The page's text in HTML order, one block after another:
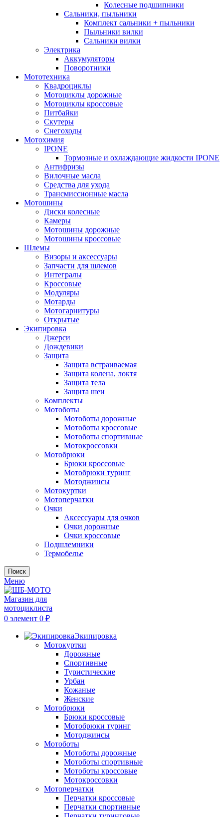
Колесные подшипники
Сальники, пыльники
Комплект сальники + пыльники
Пыльники вилки
Сальники вилки
Электрика
Аккумуляторы
Поворотники
Мототехника
Квадроциклы
Мотоциклы дорожные
Мотоциклы кроссовые
Питбайки
Скутеры
Снегоходы
Мотохимия
IPONE
Тормозные и охлаждающие жидкости IPONE
Антифризы
Вилочные масла
Средства для ухода
Трансмиссионные масла
Мотошины
Диски колесные
Камеры
Мотошины дорожные
Мотошины кроссовые
Шлемы
Визоры и аксессуары
Запчасти для шлемов
Интегралы
Кроссовые
Модуляры
Мотарды
Мотогарнитуры
Открытые
Экипировка
Джерси
Дождевики
Защита
Защита встраиваемая
Защита колена, локтя
Защита тела
Защита шеи
Комплекты
Мотоботы
Мотоботы дорожные
Мотоботы кроссовые
Мотоботы спортивные
Мотокроссовки
Мотобрюки
Брюки кроссовые
Мотобрюки туринг
Мотоджинсы
Мотокуртки
Мотоперчатки
Очки
Аксессуары для очков
Очки дорожные
Очки кроссовые
Подшлемники
Термобелье
Поиск
Меню
0 элемент 0 ₽
Экипировка
Мотокуртки
Дорожные
Спортивные
Туристические
Урбан
Кожаные
Женские
Мотобрюки
Брюки кроссовые
Мотобрюки туринг
Мотоджинсы
Мотоботы
Мотоботы дорожные
Мотоботы спортивные
Мотоботы кроссовые
Мотокроссовки
Мотоперчатки
Перчатки кроссовые
Перчатки спортивные